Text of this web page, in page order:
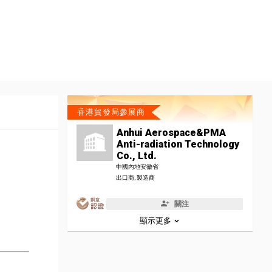
香港貿發局參展商
Anhui Aerospace&PMA
Anti-radiation Technology
Co., Ltd.
中國內地安徽省
出口商, 製造商
關注
顯示更多